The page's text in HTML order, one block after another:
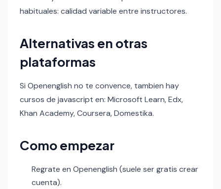
habituales: calidad variable entre instructores.
Alternativas en otras
plataformas
Si Openenglish no te convence, tambien hay
cursos de javascript en: Microsoft Learn, Edx,
Khan Academy, Coursera, Domestika.
Como empezar
Regrate en Openenglish (suele ser gratis crear
cuenta).